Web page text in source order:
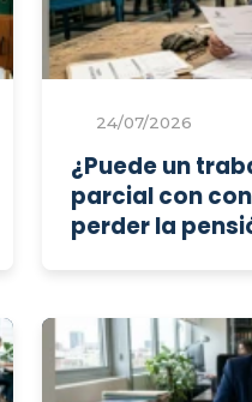
24/07/2026
¿Puede un
parcial con
perder la